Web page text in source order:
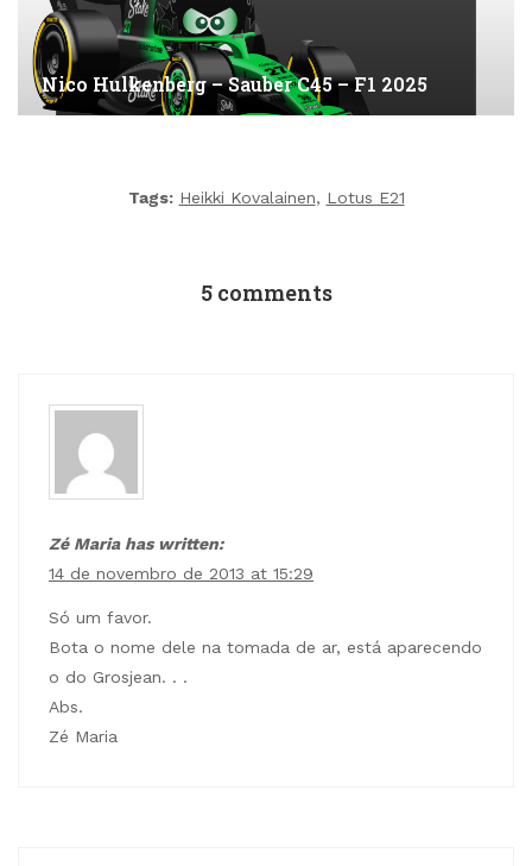
Nico Hulkenberg – Sauber C45 – F1 2025
Tags: Heikki Kovalainen, Lotus E21
5 comments
Zé Maria has written:
14 de novembro de 2013 at 15:29
Só um favor.
Bota o nome dele na tomada de ar, está aparecendo
o do Grosjean. . .
Abs.
Zé Maria